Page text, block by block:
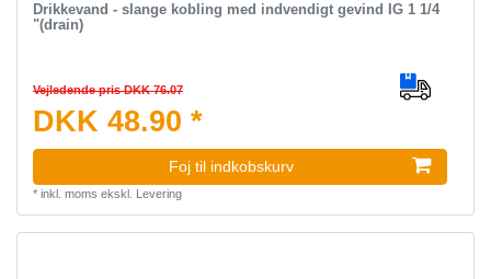
Drikkevand - slange kobling med indvendigt gevind IG 1 1/4
"(drain)
Vejledende pris DKK 76.07
DKK 48.90 *
Foj til indkobskurv
* inkl. moms ekskl. Levering